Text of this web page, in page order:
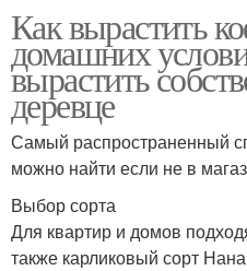
Как вырастить
домашних
вырастить
деревце
Самый распространенный
можно найти если не в
Выбор сорта
Для квартир и домов
также карликовый сорт